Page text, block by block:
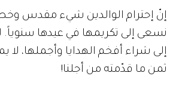
إنّ إحترام الوالدين شيء مقدس
نسعى إلى تكريمها في عيدها
إلى شراء أفخم الهدايا وأجملها،
ثمن ما قدّمته من أجلنا!